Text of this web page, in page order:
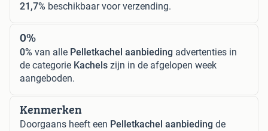
21,7% beschikbaar voor verzending.
0%
0% van alle Pelletkachel aanbieding advertenties in
de categorie Kachels zijn in de afgelopen week
aangeboden.
Kenmerken
Doorgaans heeft een Pelletkachel aanbieding de